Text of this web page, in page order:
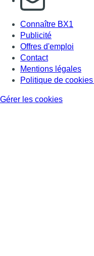
Connaître BX1
Publicité
Offres d'emploi
Contact
Mentions légales
Politique de
Gérer les cookies